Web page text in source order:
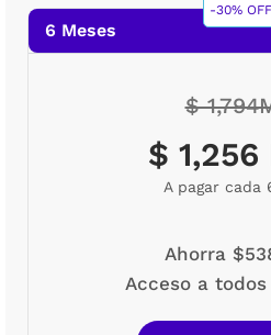
-30% OFF
6 Meses
$
$ 1,256
A pagar cada
Ahorra
Acceso a